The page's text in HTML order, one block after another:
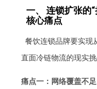
一、 连锁扩张的
核心痛点
餐饮连锁品牌要实现
直面冷链物流的现实挑
痛点一：网络覆盖不